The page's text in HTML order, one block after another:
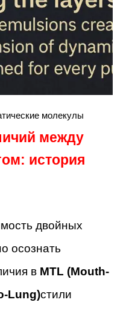
молекулы
между
история
двойных
осознать
в MTL (Mouth-
Lung)стили